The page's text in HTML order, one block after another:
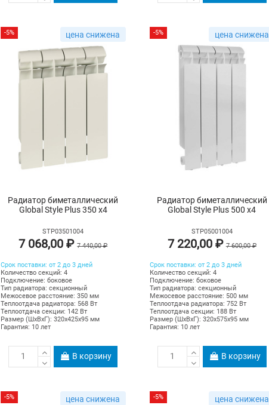
цена снижена
-5%
Радиатор биметаллический
Global Style Plus 350 х4
STP03501004
7 068,00 ₽7 440,00 ₽
Срок поставки: от 2 до 3 дней
Количество секций: 4
Подключение: боковое
Тип радиатора: секционный
Межосевое расстояние: 350 мм
Теплоотдача радиатора: 568 Вт
Теплоотдача секции: 142 Вт
Размер (ШхВхГ): 320х425х95 мм
Гарантия: 10 лет
В корзину
цена снижена
-5%
Радиатор биметаллический
Global Style Plus 500 х4
STP05001004
7 220,00 ₽7 600,00 ₽
Срок поставки: от 2 до 3 дней
Количество секций: 4
Подключение: боковое
Тип радиатора: секционный
Межосевое расстояние: 500 мм
Теплоотдача радиатора: 752 Вт
Теплоотдача секции: 188 Вт
Размер (ШхВхГ): 320х575х95 мм
Гарантия: 10 лет
В корзину
цена снижена
-5% цена снижена
-5%